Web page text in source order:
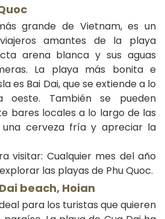
grande de Vietnam, es un
amantes de la playa
arena blanca y sus aguas
La playa más bonita e
es Bai Dai, que se extiende a lo
También se pueden
bares locales a lo largo de las
cerveza fría y apreciar la
visitar: Cualquier mes del año
las playas de Phu Quoc.
beach, Hoian
para los turistas que quieren